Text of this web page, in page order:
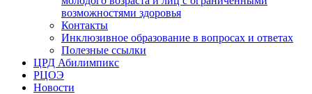
возможностями здоровья
Контакты
Инклюзивное образование в вопросах и ответах
Полезные ссылки
ЦРД Абилимпикс
РЦОЭ
Новости